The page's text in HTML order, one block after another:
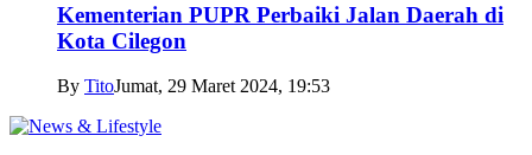
Kementerian PUPR Perbaiki Jalan Daerah di
Kota Cilegon
By TitoJumat, 29 Maret 2024, 19:53